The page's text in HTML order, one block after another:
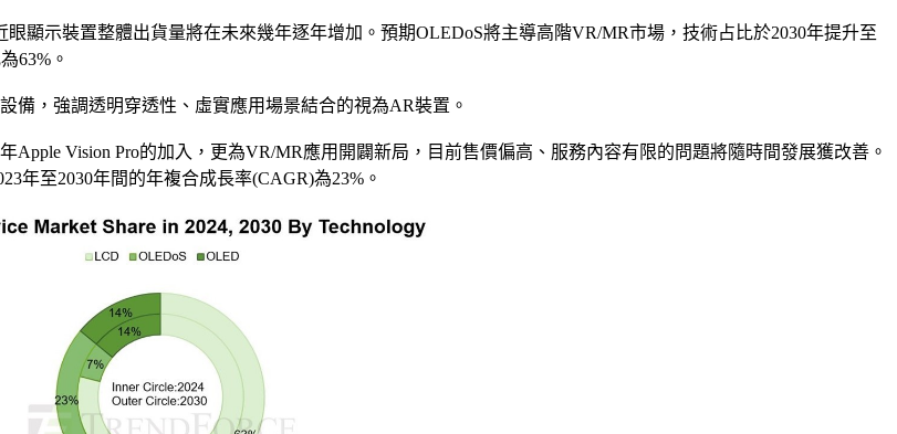
眼顯示裝置整體出貨量將在未來幾年逐年增加。預期OLEDoS將主導高階VR/MR市場，技術占比於2030年提升至
63%。
備，強調透明穿透性、虛實應用場景結合的視為AR裝置。
Apple Vision Pro的加入，更為VR/MR應用開闢新局，目前售價偏高、服務內容有限的問題將隨時間發展獲改善。
年至2030年間的年複合成長率(CAGR)為23%。